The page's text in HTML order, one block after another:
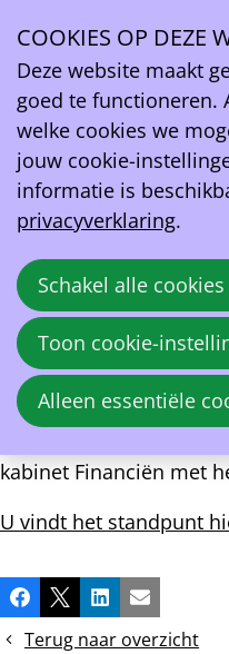
Lobby
Standpunt rond
Standpunt rond
De werkgroep CPO
standpunt uitgewerkt
werkgevers van
3
Bedoeling is om te
eenvoudige regeling
panelen of stationaire
kabinet Financiën met
U vindt het standpunt
Deel
dit
Facebook
X LinkedInE-mail
Terug naar overzicht
COOKIES OP DEZE
Deze website maakt
goed te functioneren.
welke cookies we
jouw cookie-
informatie is
privacyverklaring.
Schakel alle
Toon cookie-
Alleen essentiële